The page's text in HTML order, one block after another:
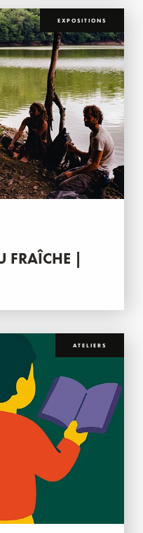
EXPOSITIONS
FRAÎCHE |
ATELIERS